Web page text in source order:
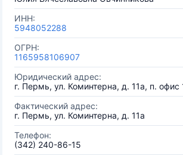
ИНН:
5948052288
ОГРН:
1165958106907
Юридический адрес:
г. Пермь, ул. Коминтерна, д. 11а, п. офис
Фактический адрес:
г. Пермь, ул. Коминтерна, д. 11а
Телефон:
(342) 240-86-15